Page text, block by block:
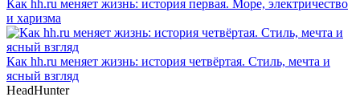
Как hh.ru меняет жизнь: история первая. Море, электричество
и харизма
Как hh.ru меняет жизнь: история четвёртая. Стиль, мечта и
ясный взгляд
HeadHunter